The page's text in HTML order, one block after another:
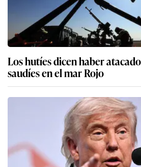
Los hutíes dicen haber
saudíes en el mar Rojo